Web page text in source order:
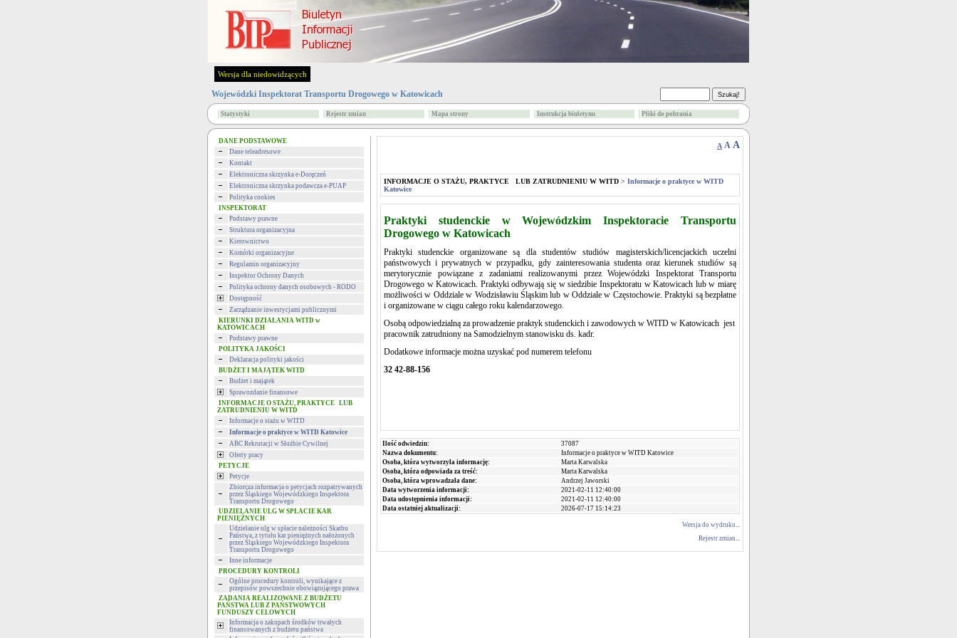
Wersja dla niedowidzących
Wojewódzki Inspektorat Transportu Drogowego w Katowicach
Statystyki Rejestr zmian Mapa strony Instrukcja biuletynu Pliki do pobrania
DANE PODSTAWOWE
Dane teleadresowe
Kontakt
Elektroniczna skrzynka e-Doręczeń
Elektroniczna skrzynka podawcza e-PUAP
Polityka cookies
INSPEKTORAT
Podstawy prawne
Struktura organizacyjna
Kierownictwo
Komórki organizacyjne
Regulamin organizacyjny
Inspektor Ochrony Danych
Polityka ochrony danych osobowych - RODO
Dostępność
Zarządzanie inwestycjami publicznymi
KIERUNKI DZIAŁANIA WITD w
KATOWICACH
Podstawy prawne
POLITYKA JAKOŚCI
Deklaracja polityki jakości
BUDŻET I MAJĄTEK WITD
Budżet i majątek
Sprawozdanie finansowe
INFORMACJE O STAŻU, PRAKTYCE LUB
ZATRUDNIENIU W WITD
Informacje o stażu w WITD
Informacje o praktyce w WITD Katowice
ABC Rekrutacji w Służbie Cywilnej
Oferty pracy
PETYCJE
Petycje
Zbiorcza informacja o petycjach rozpatrywanych
przez Śląskiego Wojewódzkiego Inspektora
Transportu Drogowego
UDZIELANIE ULG W SPŁACIE KAR
PIENIĘŻNYCH
Udzielanie ulg w spłacie należności Skarbu
Państwa, z tytułu kar pieniężnych nałożonych
przez Śląskiego Wojewódzkiego Inspektora
Transportu Drogowego
Inne informacje
PROCEDURY KONTROLI
Ogólne procedury kontroli, wynikające z
przepisów powszechnie obowiązującego prawa
ZADANIA REALIZOWANE Z BUDŻETU
PAŃSTWA LUB Z PAŃSTWOWYCH
FUNDUSZY CELOWYCH
Informacja o zakupach środków trwałych
finansowanych z budżetu państwa
A A A
INFORMACJE O STAŻU, PRAKTYCE LUB ZATRUDNIENIU W WITD > Informacje o praktyce w WITD
Katowice
Praktyki studenckie w Wojewódzkim Inspektoracie Transportu
Drogowego w Katowicach
Praktyki studenckie organizowane są dla studentów studiów magisterskich/licencjackich uczelni
państwowych i prywatnych w przypadku, gdy zainteresowania studenta oraz kierunek studiów są
merytorycznie powiązane z zadaniami realizowanymi przez Wojewódzki Inspektorat Transportu
Drogowego w Katowicach. Praktyki odbywają się w siedzibie Inspektoratu w Katowicach lub w miarę
możliwości w Oddziale w Wodzisławiu Śląskim lub w Oddziale w Częstochowie. Praktyki są bezpłatne
i organizowane w ciągu całego roku kalendarzowego.
Osobą odpowiedzialną za prowadzenie praktyk studenckich i zawodowych w WITD w Katowicach jest
pracownik zatrudniony na Samodzielnym stanowisku ds. kadr.
Dodatkowe informacje można uzyskać pod numerem telefonu
32 42-88-156
Ilość odwiedzin:
37087
Nazwa dokumentu:
Informacje o praktyce w WITD Katowice
Osoba, która wytworzyła informację:
Marta Karwalska
Osoba, która odpowiada za treść:
Marta Karwalska
Osoba, która wprowadzała dane:
Andrzej Jaworski
Data wytworzenia informacji:
2021-02-11 12:40:00
Data udostępnienia informacji:
2021-02-11 12:40:00
Data ostatniej aktualizacji:
2026-07-17 15:14:23
Wersja do wydruku...
Rejestr zmian...